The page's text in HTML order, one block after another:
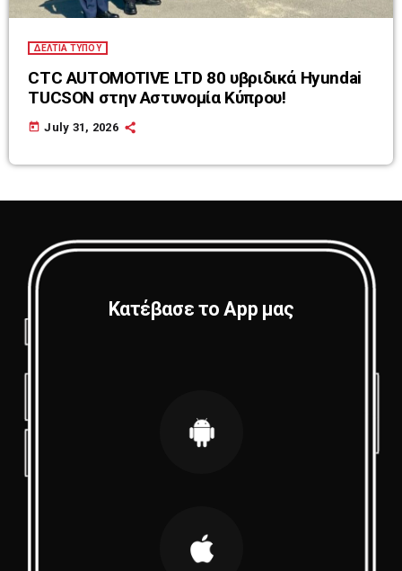
ΔΕΛΤΙΑ ΤΥΠΟΥ
CTC AUTOMOTIVE LTD 80 υβριδικά Hyundai
TUCSON στην Αστυνομία Κύπρου!
today July 31, 2026
Κατέβασε το App μας